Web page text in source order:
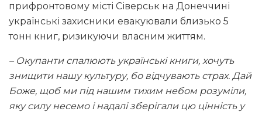
прифронтовому місті Сіверськ на Донеччині
українські захисники евакуювали близько 5
тонн книг, ризикуючи власним життям.
– Окупанти спалюють українські книги, хочуть
знищити нашу культуру, бо відчувають страх. Дай
Боже, щоб ми під нашим тихим небом розуміли,
яку силу несемо і надалі зберігали цю цінність у